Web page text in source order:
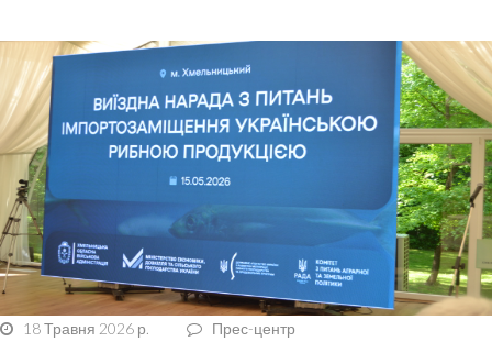
18 Травня 2026 р.
Прес-центр